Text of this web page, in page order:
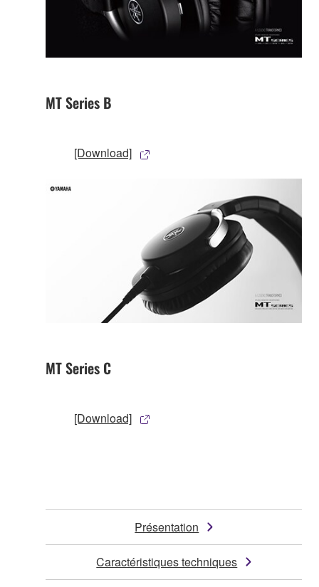
MT Series B
[Download]
MT Series C
[Download]
Présentation
Caractéristiques techniques